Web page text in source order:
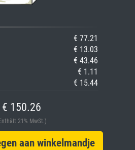
€ 77.21
€ 13.03
€ 43.46
€ 1.11
€ 15.44
€ 150.26
21% MwSt.)
aan winkelmandje